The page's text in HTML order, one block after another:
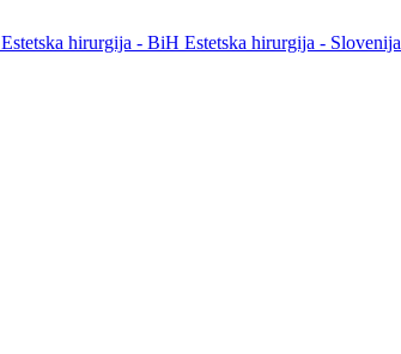
Estetska hirurgija - BiH Estetska hirurgija - Slovenija